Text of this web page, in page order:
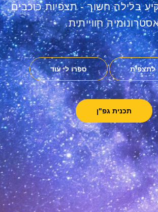
בלילה חשוך - תצפיות כוכבים
חווייתית.
לתצפית ספרו לי עוד
תכנית גפ"ן